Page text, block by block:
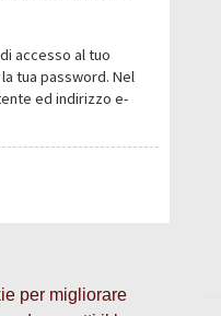
per migliorare
accesso al tuo
tua password. Nel
ed indirizzo e-